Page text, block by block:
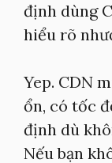
định dùng
hiểu rõ
Yep. CDN
ổn, có tốc
định dù
Nếu bạn